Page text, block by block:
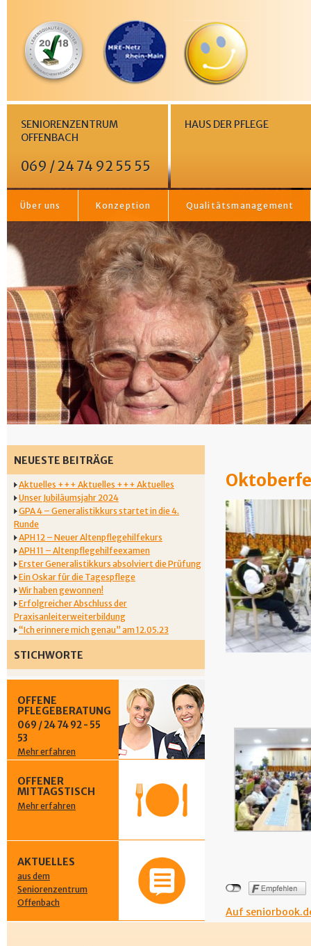
SENIORENZENTRUM
OFFENBACH
069 / 24 74 92 55 55
HAUS DER PFLEGE
Über uns Konzeption Qualitätsmanagement
NEUESTE BEITRÄGE
Aktuelles +++ Aktuelles +++ Aktuelles
Unser Jubiläumsjahr 2024
GPA 4 – Generalistikkurs startet in die 4.
Runde
APH 12 – Neuer Altenpflegehilfekurs
APH 11 – Altenpflegehilfeexamen
Erster Generalistikkurs absolviert die Prüfung
Ein Oskar für die Tagespflege
Wir haben gewonnen!
Erfolgreicher Abschluss der
Praxisanleiterweiterbildung
“Ich erinnere mich genau” am 12.05.23
STICHWORTE
OFFENE
PFLEGEBERATUNG
069 / 24 74 92 - 55
53
Mehr erfahren
OFFENER
MITTAGSTISCH
Mehr erfahren
AKTUELLES
aus dem
Seniorenzentrum
Offenbach
Auf